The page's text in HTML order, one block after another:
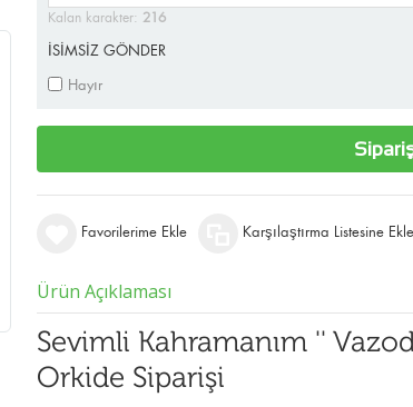
Kalan karakter: 216
İSİMSİZ GÖNDER
Hayır
Favorilerime Ekle Karşılaştırma Listesine Ekle
Ürün Açıklaması
Sevimli Kahramanım ''
Orkide Siparişi